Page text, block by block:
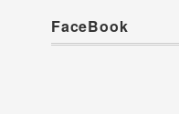
FaceBook